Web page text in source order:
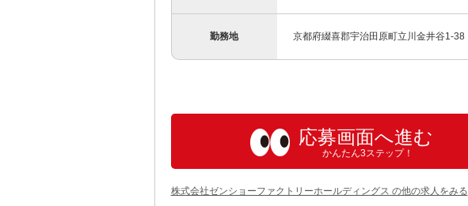
勤務地 京都府綴喜郡宇治田原町立川金井谷1-38
応募画面へ進む
かんたん3ステップ！
株式会社ゼンショーファクトリーホールディングス の他の求人をみる